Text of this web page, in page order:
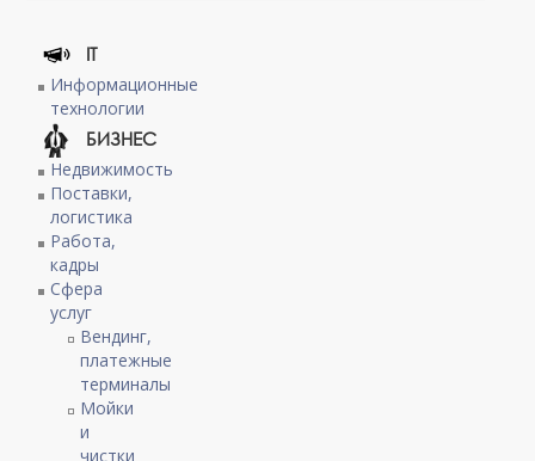
IT
Информационные
технологии
БИЗНЕС
Недвижимость
Поставки,
логистика
Работа,
кадры
Сфера
услуг
Вендинг,
платежные
терминалы
Мойки
и
чистки